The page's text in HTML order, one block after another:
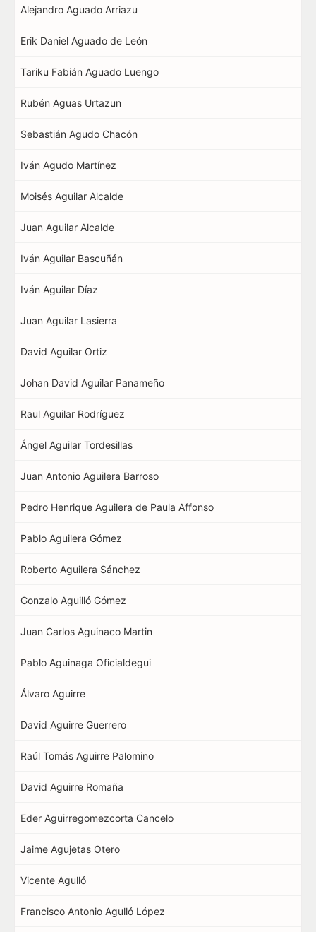
Alejandro Aguado Arriazu
Erik Daniel Aguado de León
Tariku Fabián Aguado Luengo
Rubén Aguas Urtazun
Sebastián Agudo Chacón
Iván Agudo Martínez
Moisés Aguilar Alcalde
Juan Aguilar Alcalde
Iván Aguilar Bascuñán
Iván Aguilar Díaz
Juan Aguilar Lasierra
David Aguilar Ortiz
Johan David Aguilar Panameño
Raul Aguilar Rodríguez
Ángel Aguilar Tordesillas
Juan Antonio Aguilera Barroso
Pedro Henrique Aguilera de Paula Affonso
Pablo Aguilera Gómez
Roberto Aguilera Sánchez
Gonzalo Aguilló Gómez
Juan Carlos Aguinaco Martin
Pablo Aguinaga Oficialdegui
Álvaro Aguirre
David Aguirre Guerrero
Raúl Tomás Aguirre Palomino
David Aguirre Romaña
Eder Aguirregomezcorta Cancelo
Jaime Agujetas Otero
Vicente Agulló
Francisco Antonio Agulló López